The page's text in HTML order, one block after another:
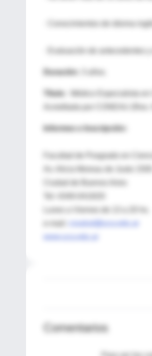
· Conocimientos de idioma
Duración:
Título:
Médico Especialista en
Informes e Inscripción:
Facultad de Posgrado en
Comentarios